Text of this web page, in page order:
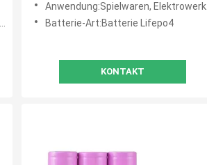
Anwendung:Spielwaren, Elektrowerkzeuge, Haushaltsgeräte, Unterhaltungselektronik
Batterie-Art:Batterie Lifepo4
KONTAKT